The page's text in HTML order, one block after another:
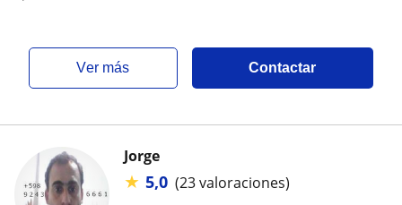
ver más Contactar
Jorge
★ 5,0 (23 valoraciones)